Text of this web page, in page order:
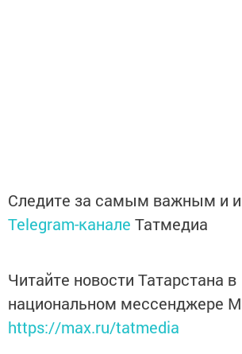
Следите за самым важным и
Telegram-канале Татмедиа
Читайте новости Татарстана в
национальном мессенджере
https://max.ru/tatmedia